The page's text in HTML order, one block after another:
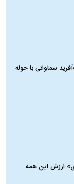
سماواتی با حوله
ارزش این همه